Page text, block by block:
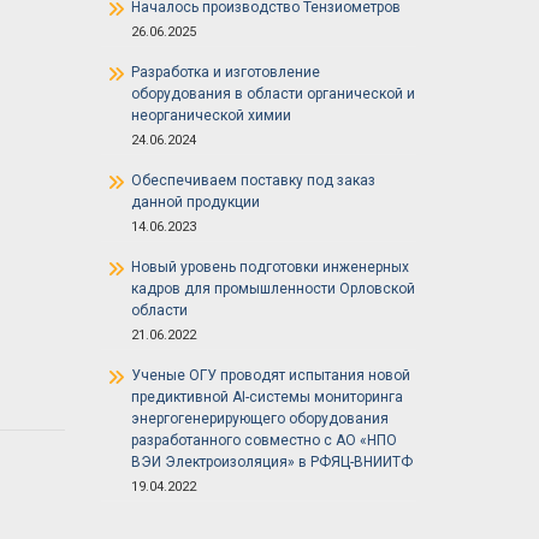
Началось производство Тензиометров
26.06.2025
Разработка и изготовление
оборудования в области органической и
неорганической химии
24.06.2024
Обеспечиваем поставку под заказ
данной продукции
14.06.2023
Новый уровень подготовки инженерных
кадров для промышленности Орловской
области
21.06.2022
Ученые ОГУ проводят испытания новой
предиктивной AI-системы мониторинга
энергогенерирующего оборудования
разработанного совместно с АО «НПО
ВЭИ Электроизоляция» в РФЯЦ-ВНИИТФ
19.04.2022